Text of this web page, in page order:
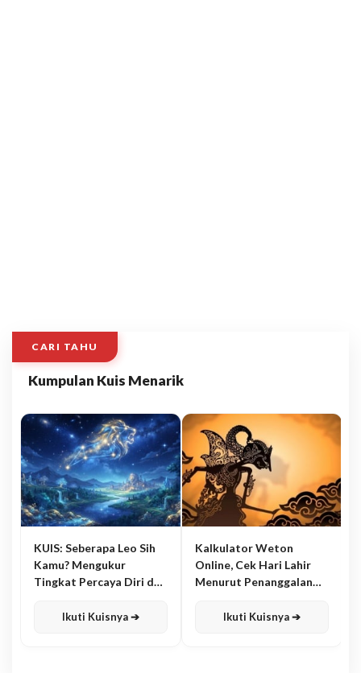
CARI TAHU
Kumpulan Kuis Menarik
KUIS: Seberapa Leo Sih
Kamu? Mengukur
Tingkat Percaya Diri dan
Ikuti Kuisnya ➔
Kalkulator Weton
Online, Cek Hari Lahir
Menurut Penanggalan
Ikuti Kuisnya ➔